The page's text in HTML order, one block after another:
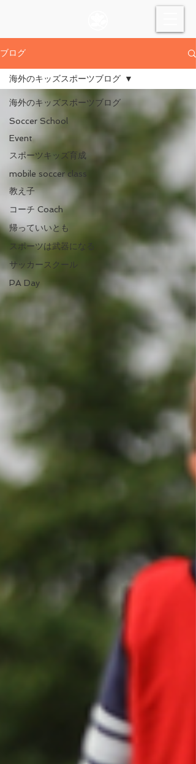
ブログ
海外のキッズスポーツブログ
Soccer School
Event
スポーツキッズ育成
mobile soccer class
教え子
コーチ Coach
帰っていいとも
スポーツは武器になる
サッカースクール
PA Day
海外のキッズスポーツブログ